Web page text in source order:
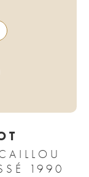
1990